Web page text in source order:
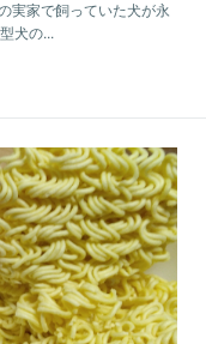
実家で飼っていた犬が永
犬の...